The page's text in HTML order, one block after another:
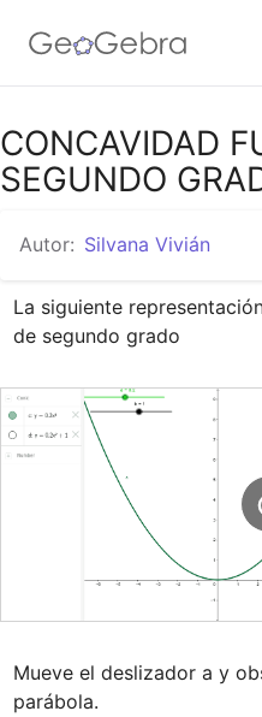
Google Classroom
CONCAVIDAD
SEGUNDO
Autor: Silvana Vivián
La siguiente
de segundo grado
Mueve el deslizador a y
parábola.